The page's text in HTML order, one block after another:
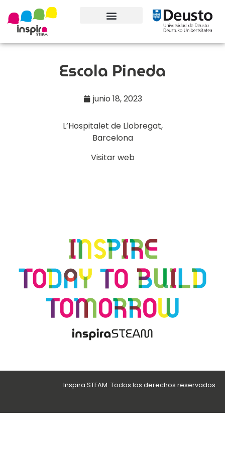
Escola Pineda
junio 18, 2023
L’Hospitalet de Llobregat,
Barcelona
Visitar web
Inspira STEAM. Todos los derechos reservados